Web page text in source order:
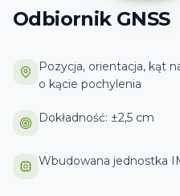
Odbiornik GNSS
Pozycja, orientacja, kąt
o kącie pochylenia
Dokładność: ±2,5 cm
Wbudowana jednostka